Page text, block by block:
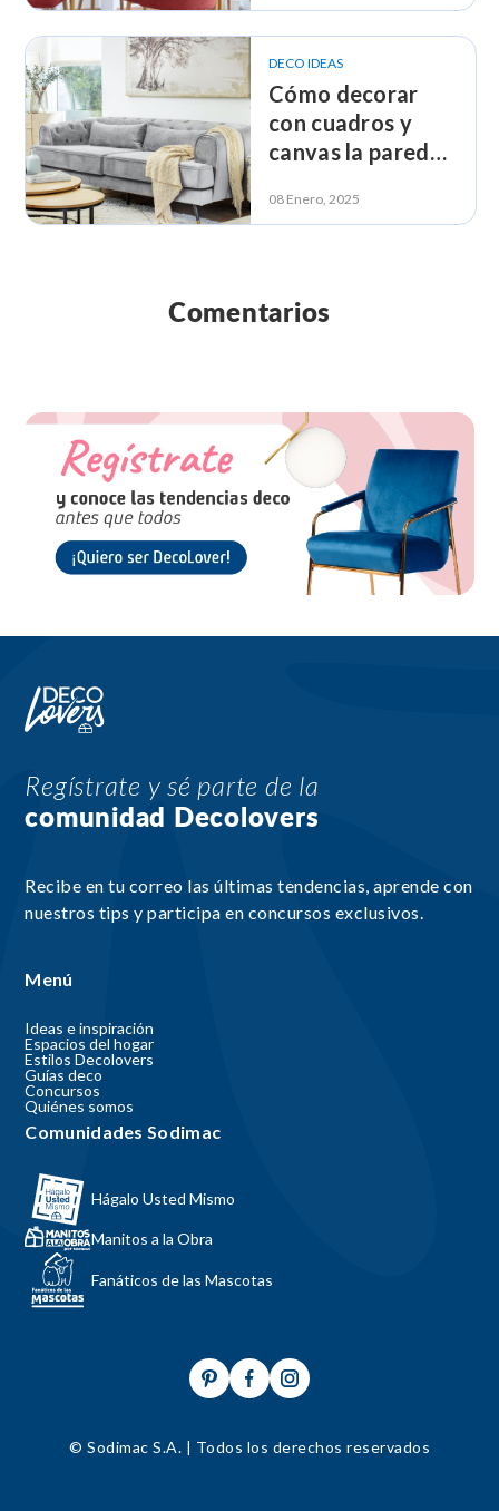
DECO IDEAS
Cómo decorar
con cuadros y
canvas la pared
08 Enero, 2025
Comentarios
Regístrate y sé parte de la
comunidad Decolovers
Recibe en tu correo las últimas tendencias, aprende con
nuestros tips y participa en concursos exclusivos.
Menú
Ideas e inspiración
Espacios del hogar
Estilos Decolovers
Guías deco
Concursos
Quiénes somos
Comunidades Sodimac
Hágalo Usted Mismo
Manitos a la Obra
Fanáticos de las Mascotas
© Sodimac S.A. | Todos los derechos reservados